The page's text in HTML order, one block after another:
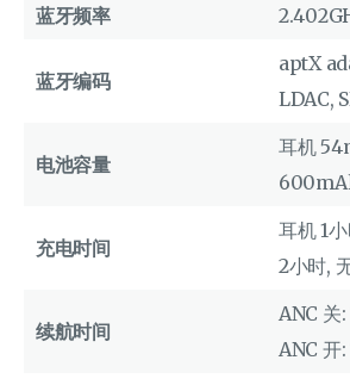
蓝牙频率
蓝牙编码
aptX
LDAC,
电池容量
耳机
充电时间
耳机 1
2小时,
续航时间
ANC 关:
ANC 开